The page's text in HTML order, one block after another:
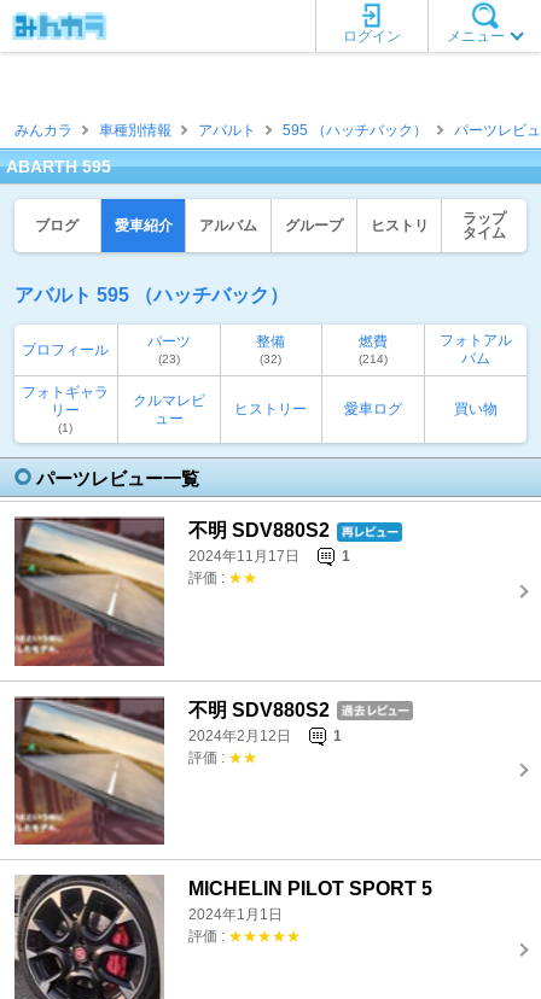
メニュー
ログイン
みんカラ 車種別情報 アバルト 595 （ハッチバック） パーツレビ
ABARTH 595
ブログ 愛車紹介 アルバム グループ ヒストリ
ラップ
タイム
アバルト 595 （ハッチバック）
プロフィール パーツ
(23)
整備
(32)
燃費
(214)
フォトアル
バム
フォトギャラ
リー
(1)
クルマレビ
ュー
ヒストリー 愛車ログ 買い物
パーツレビュー一覧
不明 SDV880S2
2024年11月17日
1
評価 : ★★
不明 SDV880S2
2024年2月12日
1
評価 : ★★
MICHELIN PILOT SPORT 5
2024年1月1日
評価 : ★★★★★